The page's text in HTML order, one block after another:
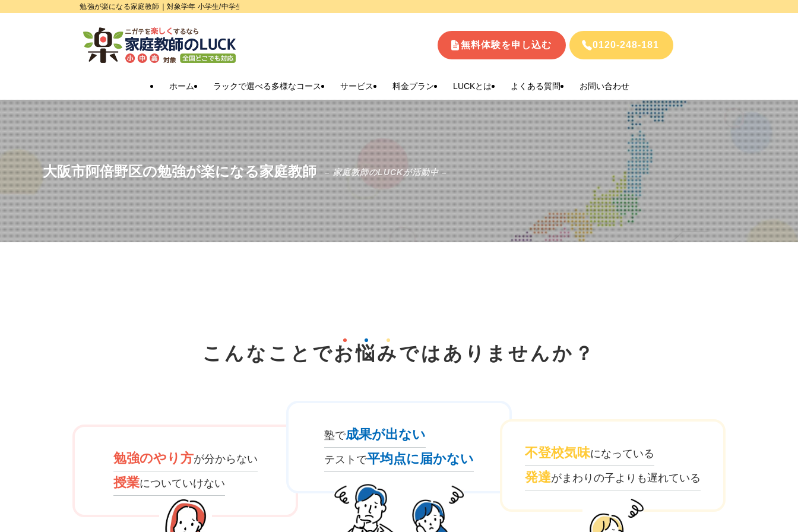
勉強が楽になる家庭教師｜対象学年 小学生/中学生/高校生
ホーム ラックで選べる多様なコース サービス 料金プラン LUCKとは よくある質問 お問い合わせ
無料体験を申し込む 0120-248-181
大阪市阿倍野区の勉強が楽になる家庭教師 – 家庭教師のLUCKが活動中 –
こんなことでお悩みでは ありませんか？
勉強のやり方が分からない
授業についていけない
塾で成果が出ない
テストで平均点に届かない 不登校気味になっている
発達がまわりの子よりも遅れている